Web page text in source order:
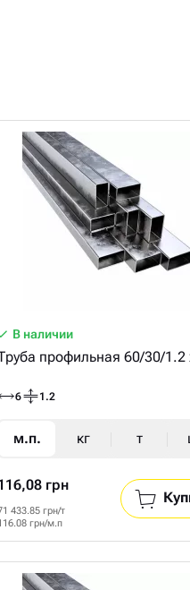
В наличии
профильная 60/30/1.2
6 1.2
м.п. кг т
грн
433.85 грн/т
грн/м.п